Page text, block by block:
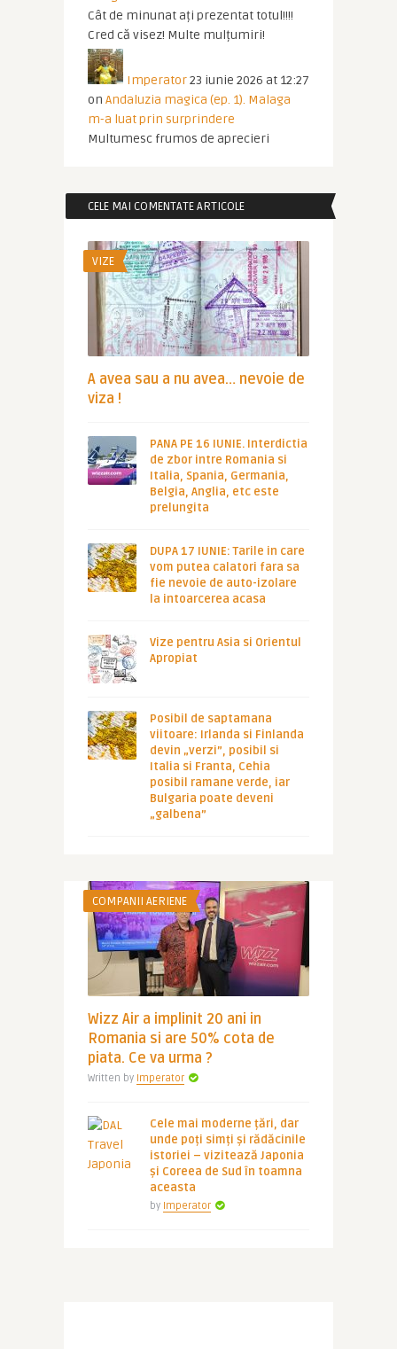
Cât de minunat ați prezentat totul!!!!
Cred că visez! Multe mulțumiri!
Imperator23 iunie 2026 at 12:27
on Andaluzia magica (ep. 1). Malaga
m-a luat prin surprindere
Multumesc frumos de aprecieri
CELE MAI COMENTATE ARTICOLE
VIZE
A avea sau a nu avea… nevoie de
viza !
PANA PE 16 IUNIE. Interdictia
de zbor intre Romania si
Italia, Spania, Germania,
Belgia, Anglia, etc este
prelungita
DUPA 17 IUNIE: Tarile in care
vom putea calatori fara sa
fie nevoie de auto-izolare
la intoarcerea acasa
Vize pentru Asia si Orientul
Apropiat
Posibil de saptamana
viitoare: Irlanda si Finlanda
devin „verzi”, posibil si
Italia si Franta, Cehia
posibil ramane verde, iar
Bulgaria poate deveni
„galbena”
COMPANII AERIENE
Wizz Air a implinit 20 ani in
Romania si are 50% cota de
piata. Ce va urma ?
Written by Imperator
Cele mai moderne țări, dar
unde poți simți și rădăcinile
istoriei – vizitează Japonia
și Coreea de Sud în toamna
aceasta
by Imperator